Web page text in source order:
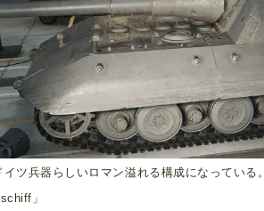
ツ兵器らしいロマン溢れる構成になっている。
」